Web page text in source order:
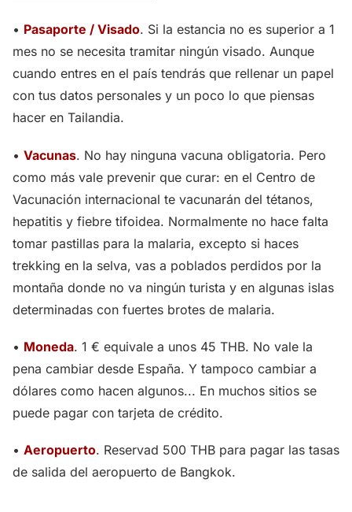
• Pasaporte / Visado. Si la estancia no es superior a 1
mes no se necesita tramitar ningún visado. Aunque
cuando entres en el país tendrás que rellenar un papel
con tus datos personales y un poco lo que piensas
hacer en Tailandia.
• Vacunas. No hay ninguna vacuna obligatoria. Pero
como más vale prevenir que curar: en el Centro de
Vacunación internacional te vacunarán del tétanos,
hepatitis y fiebre tifoidea. Normalmente no hace falta
tomar pastillas para la malaria, excepto si haces
trekking en la selva, vas a poblados perdidos por la
montaña donde no va ningún turista y en algunas islas
determinadas con fuertes brotes de malaria.
• Moneda. 1 € equivale a unos 45 THB. No vale la
pena cambiar desde España. Y tampoco cambiar a
dólares como hacen algunos... En muchos sitios se
puede pagar con tarjeta de crédito.
• Aeropuerto. Reservad 500 THB para pagar las tasas
de salida del aeropuerto de Bangkok.